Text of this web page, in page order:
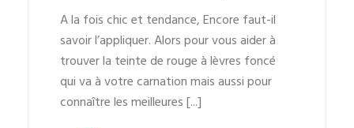
A la fois chic et tendance, Encore faut-il
savoir l’appliquer. Alors pour vous aider à
trouver la teinte de rouge à lèvres foncé
qui va à votre carnation mais aussi pour
connaître les meilleures [...]